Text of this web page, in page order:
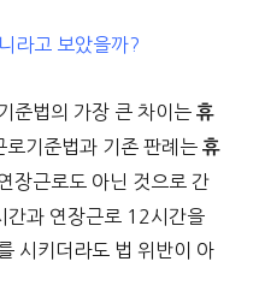
라고 보았을까?
준법의 가장 큰 차이는 휴
기준법과 기존 판례는 휴
장근로도 아닌 것으로 간
간과 연장근로 12시간을
시키더라도 법 위반이 아